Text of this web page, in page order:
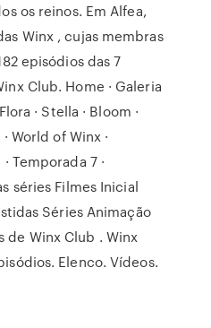
os reinos. Em Alfea,
Winx , cujas membras
episódios das 7
Club. Home · Galeria
· Stella · Bloom ·
World of Winx ·
Temporada 7 ·
séries Filmes Inicial
Séries Animação
de Winx Club . Winx
Elenco. Vídeos.